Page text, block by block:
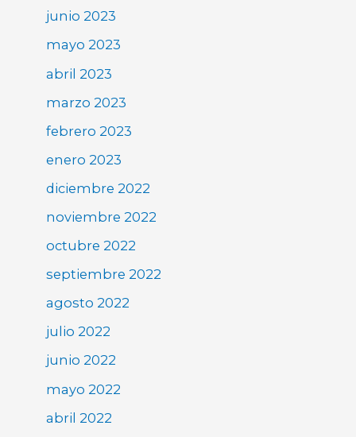
junio 2023
mayo 2023
abril 2023
marzo 2023
febrero 2023
enero 2023
diciembre 2022
noviembre 2022
octubre 2022
septiembre 2022
agosto 2022
julio 2022
junio 2022
mayo 2022
abril 2022